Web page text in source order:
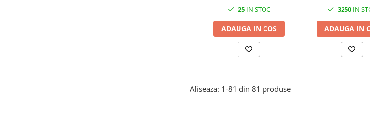
25IN STOC
ADAUGA IN COS
3250IN
ADAUGA IN
Afiseaza: 1-81 din 81 produse